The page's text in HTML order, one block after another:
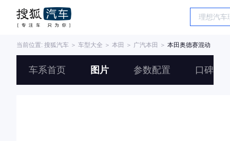
当前位置: 搜狐汽车 ＞ 车型大全 ＞ 本田 ＞ 广汽本田 ＞ 本田奥德赛混动
车系首页 图片 参数配置 口碑